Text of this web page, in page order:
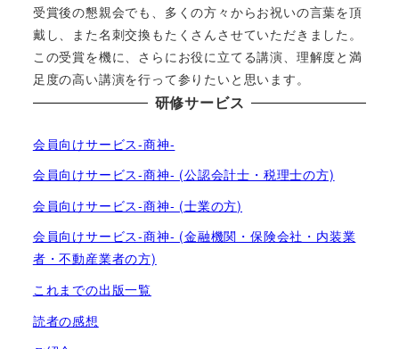
受賞後の懇親会でも、多くの方々からお祝いの言葉を頂
戴し、また名刺交換もたくさんさせていただきました。
この受賞を機に、さらにお役に立てる講演、理解度と満
足度の高い講演を行って参りたいと思います。
研修サービス
会員向けサービス-商神-
会員向けサービス-商神- (公認会計士・税理士の方)
会員向けサービス-商神- (士業の方)
会員向けサービス-商神- (金融機関・保険会社・内装業
者・不動産業者の方)
これまでの出版一覧
読者の感想